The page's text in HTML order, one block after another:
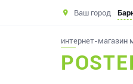
Ваш город
интернет-магазин